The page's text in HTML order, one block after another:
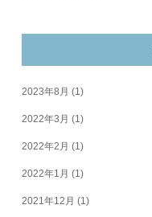
2023年8月 (1)
2022年3月 (1)
2022年2月 (1)
2022年1月 (1)
2021年12月 (1)